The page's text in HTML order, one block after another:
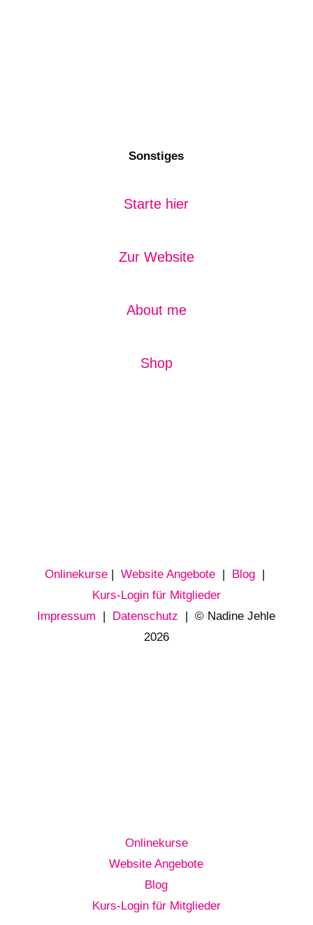
Sonstiges
Starte hier
Zur Website
About me
Shop
Onlinekurse| Website Angebote| Blog|
Kurs-Login für Mitglieder
Impressum | Datenschutz | © Nadine Jehle
2026
Onlinekurse
Website Angebote
Blog
Kurs-Login für Mitglieder